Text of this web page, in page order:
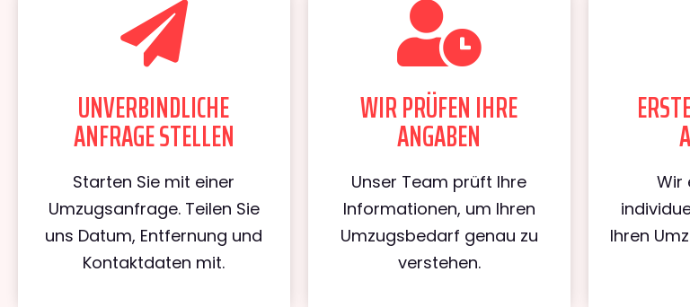
UNVERBINDLICHE
ANFRAGE STELLEN
Starten Sie mit einer
Umzugsanfrage. Teilen Sie
uns Datum, Entfernung und
Kontaktdaten mit.
WIR PRÜFEN IHRE
ANGABEN
Unser Team prüft Ihre
Informationen, um Ihren
Umzugsbedarf genau zu
verstehen.
Wir
Ihren